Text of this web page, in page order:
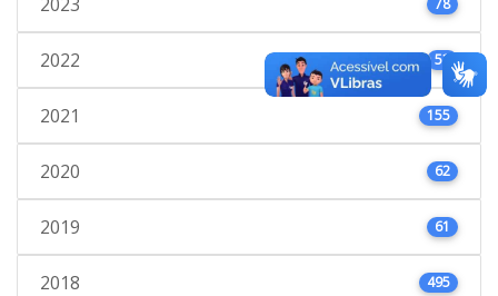
2022 53
2021 155
2020 62
2019 61
2018 495